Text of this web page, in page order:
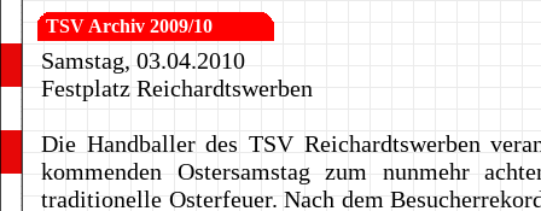
TSV Archiv 2009/10
Samstag, 03.04.2010
Festplatz Reichardtswerben
Die Handballer des TSV Reichardtswerben
kommenden Ostersamstag zum nunmehr
traditionelle Osterfeuer. Nach dem